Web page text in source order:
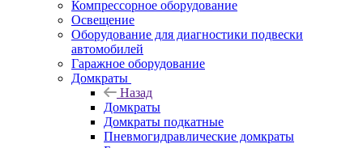
Компрессорное оборудование
Освещение
Оборудование для диагностики подвески
автомобилей
Гаражное оборудование
Домкраты
Назад
Домкраты
Домкраты подкатные
Пневмогидравлические домкраты